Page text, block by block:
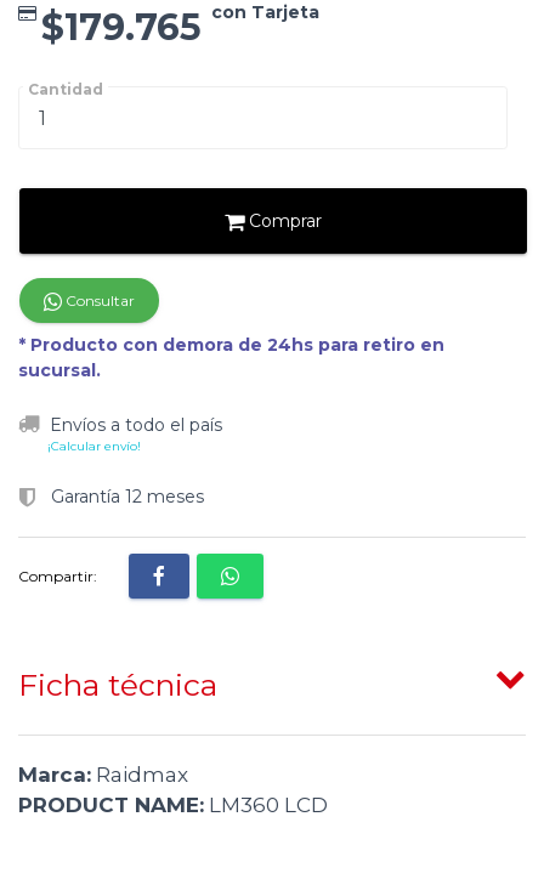
$179.765 con Tarjeta
Cantidad
Comprar
Consultar
* Producto con demora de 24hs para retiro en
sucursal.
Envíos a todo el país
¡Calcular envío!
Garantía 12 meses
Compartir:
Ficha técnica
Marca: Raidmax
PRODUCT NAME: LM360 LCD